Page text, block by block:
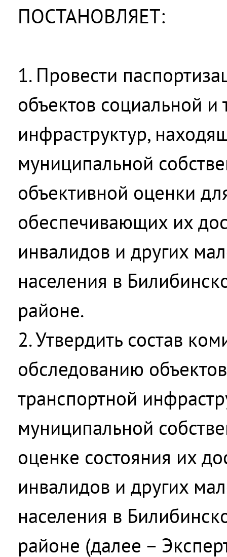
ПОСТАНОВЛЯЕТ:
1. Провести
объектов социальной и
инфраструктур,
муниципальной
объективной оценки
обеспечивающих их
инвалидов и других
населения в
районе.
2. Утвердить состав
обследованию
транспортной
муниципальной
оценке состояния их
инвалидов и других
населения в
районе (далее –